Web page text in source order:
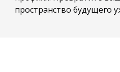
пространство будущего